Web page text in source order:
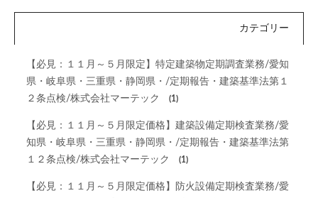
カテゴリー
【必見：１１月～５月限定】特定建築物定期調査業務/愛知
県・岐阜県・三重県・静岡県・/定期報告・建築基準法第１
２条点検/株式会社マーテック
(1)
【必見：１１月～５月限定価格】建築設備定期検査業務/愛
知県・岐阜県・三重県・静岡県・/定期報告・建築基準法第
１２条点検/株式会社マーテック
(1)
【必見：１１月～５月限定価格】防火設備定期検査業務/愛